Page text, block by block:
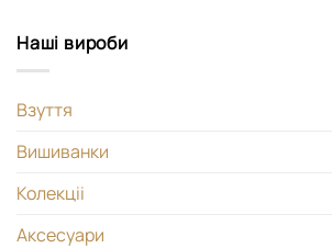
Наші вироби
Взуття
Вишиванки
Колекціі
Аксесуари